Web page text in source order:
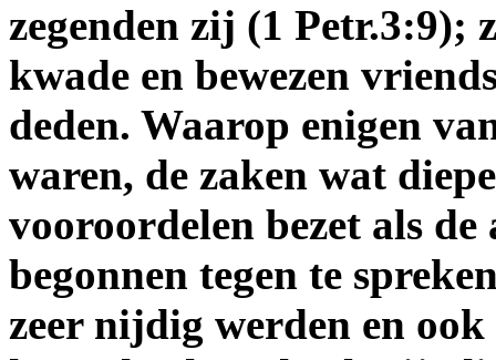
zegenden zij (1 Petr.3:9);
kwade en bewezen
deden. Waarop enigen
waren, de zaken wat
vooroordelen bezet als
begonnen tegen te
zeer nijdig werden en